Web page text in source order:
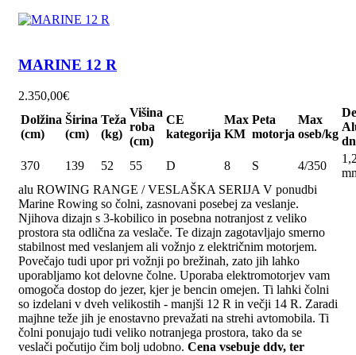
MARINE 12 R
2.350,00€
Dolžina
(cm)
Širina
(cm)
Teža
(kg)
Višina
roba
(cm)
CE
kategorija
Max
KM
Peta
motorja
Max
oseb/kg
370
139 52 55 D 8 S 4/350
alu ROWING RANGE / VESLAŠKA SERIJA V ponudbi
Marine Rowing so čolni, zasnovani posebej za veslanje.
Njihova dizajn s 3-kobilico in posebna notranjost z veliko
prostora sta odlična za veslače. Te dizajn zagotavljajo smerno
stabilnost med veslanjem ali vožnjo z električnim motorjem.
Povečajo tudi upor pri vožnji po brežinah, zato jih lahko
uporabljamo kot delovne čolne. Uporaba elektromotorjev vam
omogoča dostop do jezer, kjer je bencin omejen. Ti lahki čolni
so izdelani v dveh velikostih - manjši 12 R in večji 14 R. Zaradi
majhne teže jih je enostavno prevažati na strehi avtomobila. Ti
čolni ponujajo tudi veliko notranjega prostora, tako da se
veslači počutijo čim bolj udobno. Cena vsebuje ddv, ter